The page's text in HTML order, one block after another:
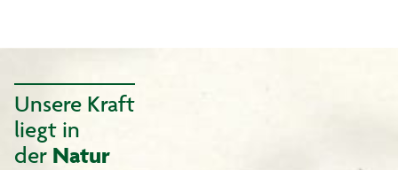
Unsere Kraft
liegt in
der Natur